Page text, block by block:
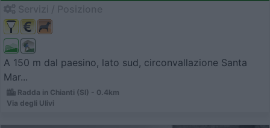
A 150 m dal paesino, lato sud, circonvallazione Santa
Mar...
Radda in Chianti (SI) - 0.4km
Via degli Ulivi